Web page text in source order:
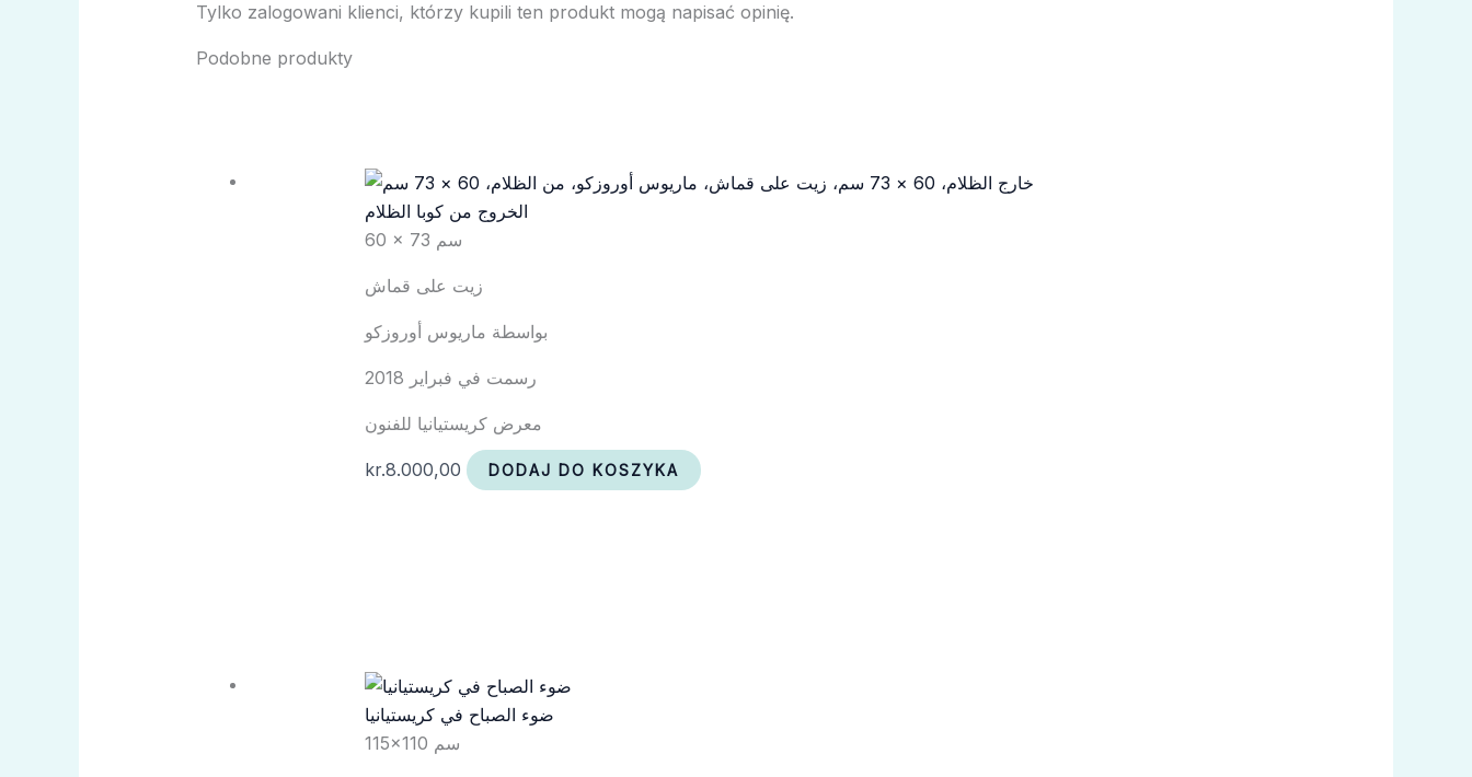
Tylko zalogowani klienci, którzy kupili ten produkt mogą napisać opinię.
Podobne produkty
الخروج من كوبا الظلام
60 × 73 سم
زيت على قماش
بواسطة ماريوس أوروزكو
رسمت في فبراير 2018
معرض كريستيانيا للفنون
kr.8.000,00 DODAJ DO KOSZYKA
ضوء الصباح في كريستيانيا
115×110 سم